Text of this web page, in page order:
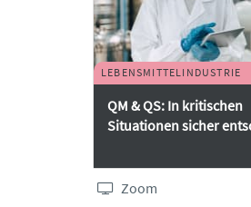
LEBENSMITTELINDUSTRIE
QM & QS: In kritischen
Situationen sicher
Zoom